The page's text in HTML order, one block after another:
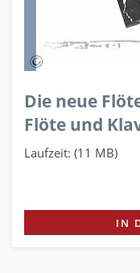
Die neue
Flöte und
Laufzeit: (11 MB)
IN